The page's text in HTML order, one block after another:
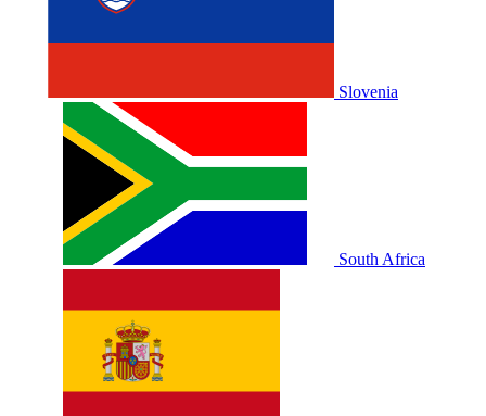
Slovenia
South Africa